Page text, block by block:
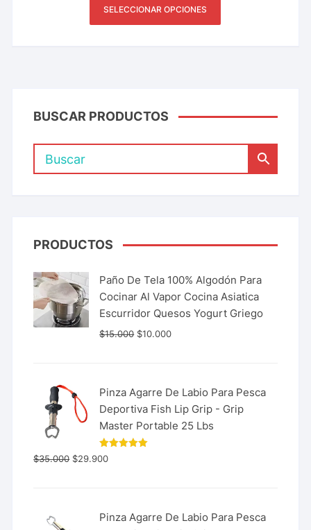
SELECCIONAR OPCIONES
BUSCAR PRODUCTOS
PRODUCTOS
Paño De Tela 100% Algodón Para
Cocinar Al Vapor Cocina Asiatica
Escurridor Quesos Yogurt Griego
$15.000 $10.000
Pinza Agarre De Labio Para Pesca
Deportiva Fish Lip Grip - Grip
Master Portable 25 Lbs
Valorado
con
$35.000 $29.900
Pinza Agarre De Labio Para Pesca